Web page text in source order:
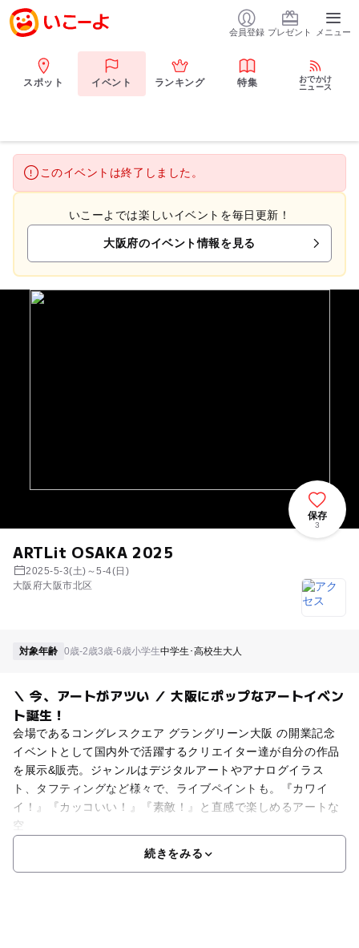
会員登録 プレゼント メニュー
スポット イベント ランキング 特集
おでかけ
ニュース
このイベントは終了しました。
いこーよでは楽しいイベントを毎日更新！
大阪府のイベント情報を見る
ARTLit OSAKA 2025
2025-5-3(土)～5-4(日)
大阪府大阪市北区
保存
3
対象年齢 0歳-2歳3歳-6歳小学生中学生･高校生大人
＼ 今、アートがアツい ／ 大阪にポップなアートイベン
ト誕生！
会場であるコングレスクエア グラングリーン大阪 の開業記念
イベントとして国内外で活躍するクリエイター達が自分の作品
を展示&販売。ジャンルはデジタルアートやアナログイラス
ト、タフティングなど様々で、ライブペイントも。『カワイ
イ！』『カッコいい！』『素敵！』と直感で楽しめるアートな
空
続きをみる